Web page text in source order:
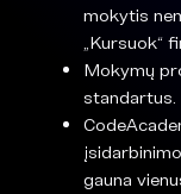
mokytis
„Kursuok“
Mokymų
standartus.
gauna